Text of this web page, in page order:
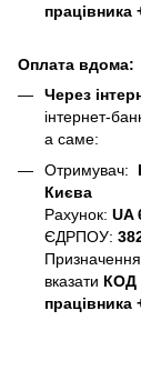
працівника
Оплата вдома:
Через
інтернет-
а саме:
Отримувач:
Києва
Рахунок: UA
ЄДРПОУ:
вказати КОД
працівника